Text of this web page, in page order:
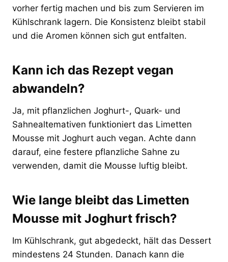
vorher fertig machen und bis zum Servieren im
Kühlschrank lagern. Die Konsistenz bleibt stabil
und die Aromen können sich gut entfalten.
Kann ich das Rezept vegan
abwandeln?
Ja, mit pflanzlichen Joghurt-, Quark- und
Sahnealtemativen funktioniert das Limetten
Mousse mit Joghurt auch vegan. Achte dann
darauf, eine festere pflanzliche Sahne zu
verwenden, damit die Mousse luftig bleibt.
Wie lange bleibt das Limetten
Mousse mit Joghurt frisch?
Im Kühlschrank, gut abgedeckt, hält das Dessert
mindestens 24 Stunden. Danach kann die